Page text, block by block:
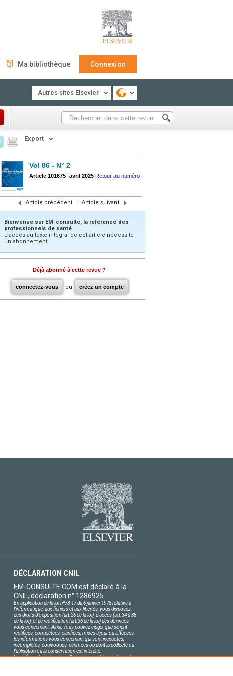
Ma bibliothèque Connexion
Autres sites Elsevier
Export
Vol 86 - N° 2
Article 101675- avril 2025 Retour au numéro
Article précédent | Article suivant
Bienvenue sur EM-consulte, la référence des
professionnels de santé.
L’accès au texte intégral de cet article nécessite
un abonnement.
Déjà abonné à cette revue ?
connectez-vous ou créez un compte
DÉCLARATION CNIL
EM-CONSULTE.COM est déclaré à la
CNIL, déclaration n° 1286925.
En application de la loi nº78-17 du 6 janvier 1978 relative à
l'informatique, aux fichiers et aux libertés, vous disposez
des droits d'opposition (art.26 de la loi), d'accès (art.34 à 38
de la loi), et de rectification (art.36 de la loi) des données
vous concernant. Ainsi, vous pouvez exiger que soient
rectifiées, complétées, clarifiées, mises à jour ou effacées
les informations vous concernant qui sont inexactes,
incomplètes, équivoques, périmées ou dont la collecte ou
l'utilisation ou la conservation est interdite.
Les informations personnelles concernant les visiteurs de